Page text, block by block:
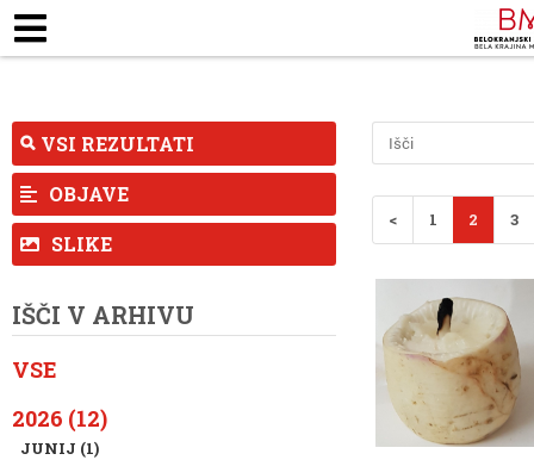
VSI REZULTATI
OBJAVE
SLIKE
IŠČI V ARHIVU
VSE
2026 (12)
JUNIJ (1)
< 1 2 3